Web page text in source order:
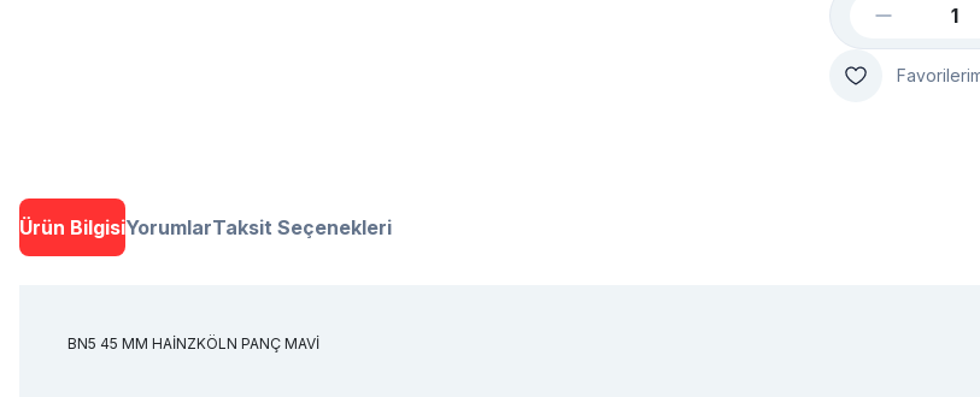
Ürün BilgisiYorumlarTaksit Seçenekleri
BN5 45 MM HAİNZKÖLN PANÇ MAVİ